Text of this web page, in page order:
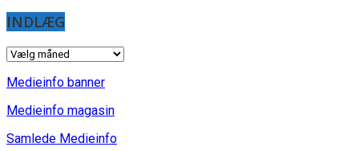
INDLÆG
INDLÆG
Medieinfo banner
Medieinfo magasin
Samlede Medieinfo